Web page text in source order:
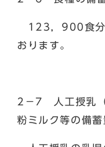
123，900食分
おります。
2－7 人工授乳（
粉ミルク等の備蓄